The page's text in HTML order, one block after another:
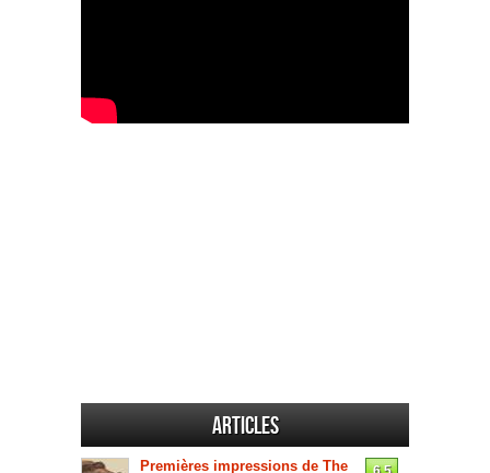
Articles
Premières impressions de The